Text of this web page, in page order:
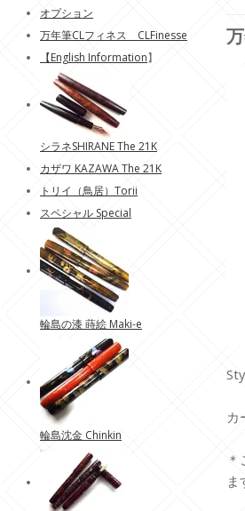
カ
ま
オプション
万年筆CLフィネス CLFinesse
【English Information】
シラネSHIRANE The 21K
カザワ KAZAWA The 21K
トリイ（鳥居）Torii
スペシャル Special
輪島の漆 蒔絵 Maki-e
輪島沈金 Chinkin